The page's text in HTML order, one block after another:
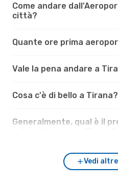
Come andare
città?
Quante ore prima
Vale la pena andare a
Cosa c'è di bello a Tirana?
Generalmente, qual è il
Vedi